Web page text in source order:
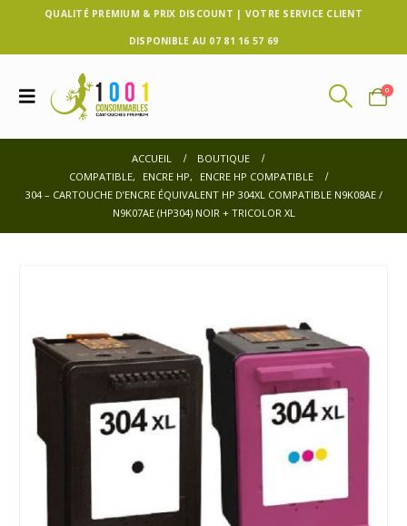
QUALITÉ PREMIUM & PRIX DISCOUNT | VOTRE SERVICE CLIENT
DISPONIBLE AU 07 81 16 57 69
0
ACCUEIL
BOUTIQUE
COMPATIBLE, ENCRE HP,
ENCRE HP COMPATIBLE
304 – CARTOUCHE D’ENCRE ÉQUIVALENT HP 304XL COMPATIBLE N9K08AE /
N9K07AE (HP304) NOIR + TRICOLOR XL